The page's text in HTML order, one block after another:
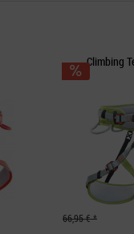
66,95 € *
Climbing